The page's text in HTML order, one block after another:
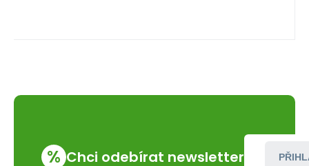
% Chci odebírat newsletter